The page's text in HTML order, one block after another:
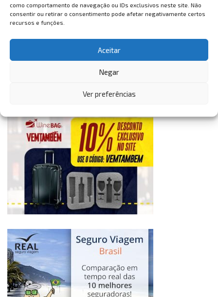
como comportamento de navegação ou IDs exclusivos neste site. Não
consentir ou retirar o consentimento pode afetar negativamente certos
recursos e funções.
Aceitar
Negar
Ver preferências